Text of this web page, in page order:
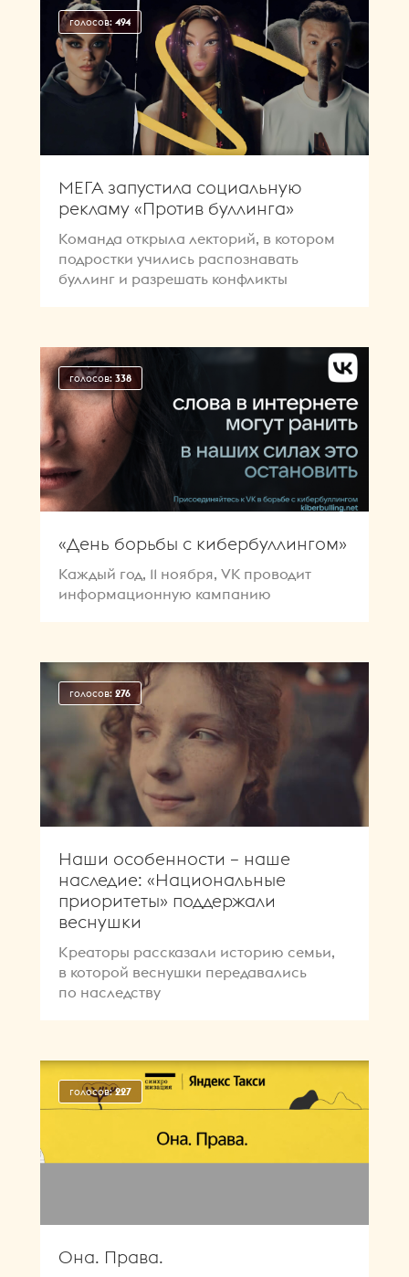
голосов: 494
МЕГА запустила социальную
рекламу «Против буллинга»
Команда открыла лекторий, в котором
подростки учились распознавать
буллинг и разрешать конфликты
голосов: 338
«День борьбы с кибербуллингом»
Каждый год, 11 ноября, VK проводит
информационную кампанию
голосов: 276
Наши особенности – наше
наследие: «Национальные
приоритеты» поддержали
веснушки
Креаторы рассказали историю семьи,
в которой веснушки передавались
по наследству
голосов:227
Она. Права.